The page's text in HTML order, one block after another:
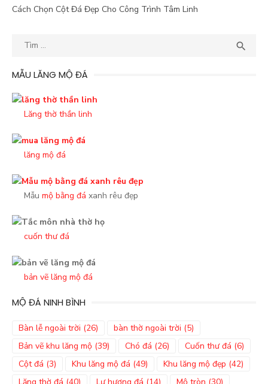
Cách Chọn Cột Đá Đẹp Cho Công Trình Tâm Linh
tìm
cho:

MẪU LĂNG MỘ ĐÁ
Lăng thờ thần linh
lăng mộ đá
Mẫu mộ bằng đá xanh rêu đẹp
cuốn thư đá
bản vẽ lăng mộ đá
MỘ ĐÁ NINH BÌNH
Bàn lễ ngoài trời (26) bàn thờ ngoài trời (5)
Bản vẽ khu lăng mộ (39) Chó đá (26) Cuốn thư đá (6)
Cột đá (3) Khu lăng mộ đá (49) Khu lăng mộ đẹp (42)